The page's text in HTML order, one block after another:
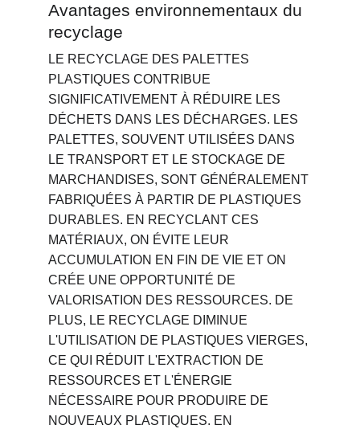
Avantages environnementaux du
recyclage
LE RECYCLAGE DES PALETTES
PLASTIQUES CONTRIBUE
SIGNIFICATIVEMENT À RÉDUIRE LES
DÉCHETS DANS LES DÉCHARGES. LES
PALETTES, SOUVENT UTILISÉES DANS
LE TRANSPORT ET LE STOCKAGE DE
MARCHANDISES, SONT GÉNÉRALEMENT
FABRIQUÉES À PARTIR DE PLASTIQUES
DURABLES. EN RECYCLANT CES
MATÉRIAUX, ON ÉVITE LEUR
ACCUMULATION EN FIN DE VIE ET ON
CRÉE UNE OPPORTUNITÉ DE
VALORISATION DES RESSOURCES. DE
PLUS, LE RECYCLAGE DIMINUE
L'UTILISATION DE PLASTIQUES VIERGES,
CE QUI RÉDUIT L'EXTRACTION DE
RESSOURCES ET L'ÉNERGIE
NÉCESSAIRE POUR PRODUIRE DE
NOUVEAUX PLASTIQUES. EN